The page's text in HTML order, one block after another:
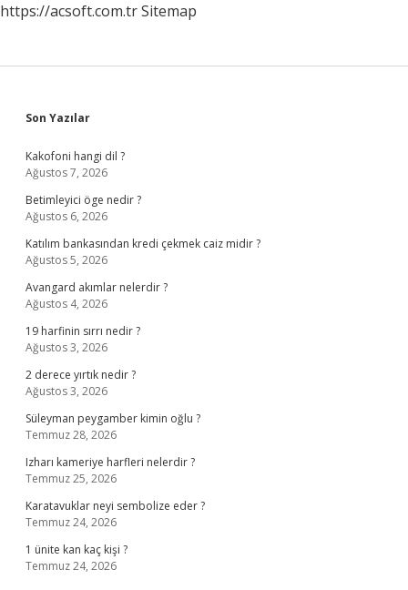
https://acsoft.com.trSitemap
Sidebar
Son Yazılar
Kakofoni hangi dil ?
Ağustos 7, 2026
Betimleyici öge nedir ?
Ağustos 6, 2026
Katılım bankasından kredi çekmek caiz midir ?
Ağustos 5, 2026
Avangard akımlar nelerdir ?
Ağustos 4, 2026
19 harfinin sırrı nedir ?
Ağustos 3, 2026
2 derece yırtık nedir ?
Ağustos 3, 2026
Süleyman peygamber kimin oğlu ?
Temmuz 28, 2026
Izharı kameriye harfleri nelerdir ?
Temmuz 25, 2026
Karatavuklar neyi sembolize eder ?
Temmuz 24, 2026
1 ünite kan kaç kişi ?
Temmuz 24, 2026